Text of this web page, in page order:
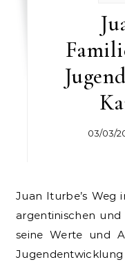
03/03/
Juan Iturbe’s Weg im Fußball ist stark von seinem
argentinischen und
seine Werte und